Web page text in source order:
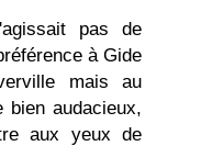
pas de
à Gide
mais au
bien audacieux,
aux yeux de